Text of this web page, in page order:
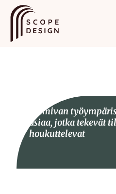
Toimivan
asiaa, jotka tekevät
houkuttelevat